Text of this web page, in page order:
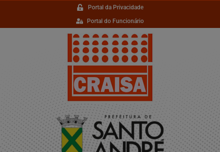
Portal da Privacidade
Portal do Funcionário